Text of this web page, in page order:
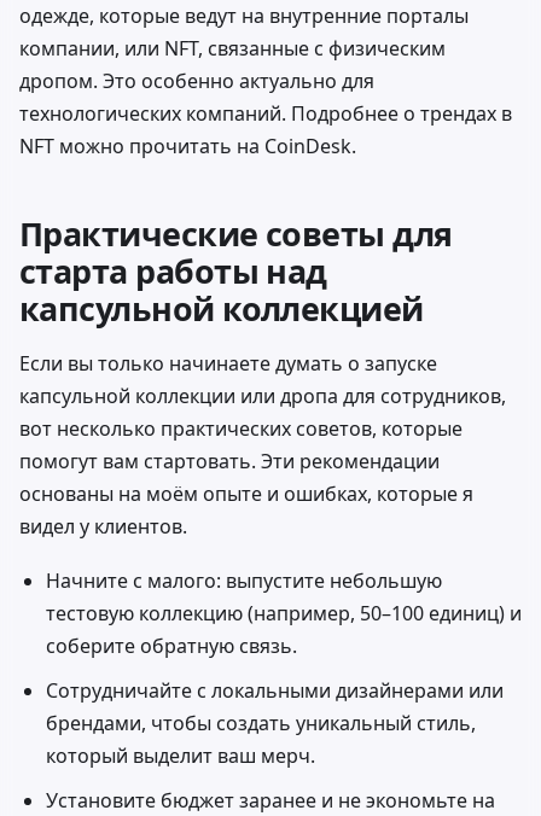
одежде, которые ведут на внутренние порталы
компании, или NFT, связанные с физическим
дропом. Это особенно актуально для
технологических компаний. Подробнее о трендах в
NFT можно прочитать на CoinDesk.
Практические советы для
старта работы над
капсульной коллекцией
Если вы только начинаете думать о запуске
капсульной коллекции или дропа для сотрудников,
вот несколько практических советов, которые
помогут вам стартовать. Эти рекомендации
основаны на моём опыте и ошибках, которые я
видел у клиентов.
Начните с малого: выпустите небольшую
тестовую коллекцию (например, 50–100 единиц) и
соберите обратную связь.
Сотрудничайте с локальными дизайнерами или
брендами, чтобы создать уникальный стиль,
который выделит ваш мерч.
Установите бюджет заранее и не экономьте на